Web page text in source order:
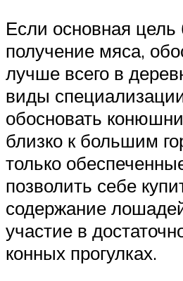
Если основная цель
получение мяса,
лучше всего в
виды
обосновать
близко к большим
только
позволить себе
содержание
участие в
конных прогулках.